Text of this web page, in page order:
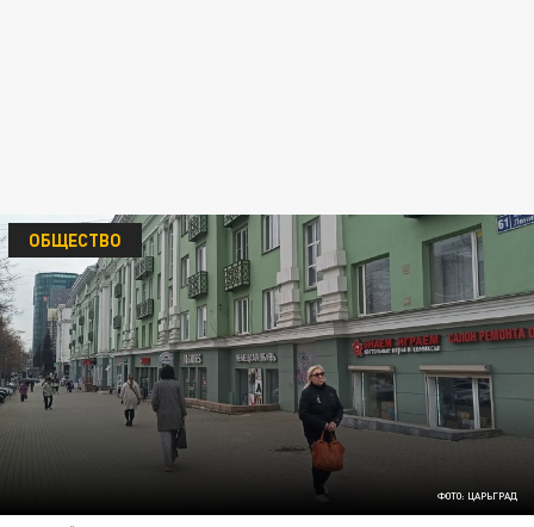
ФОТО: ЦАРЬГРАД
ОБЩЕСТВО